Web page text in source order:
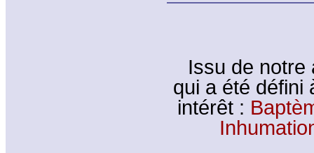
Issu de notre
qui a été défini
intérêt :